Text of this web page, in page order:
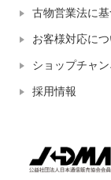
古物営業法に
お客様対応に
ショップチャ
採用情報